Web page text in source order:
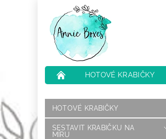
HOTOVÉ KRABIČKY
HOTOVÉ KRABIČKY
SESTAVIT KRABIČKU NA
MÍRU